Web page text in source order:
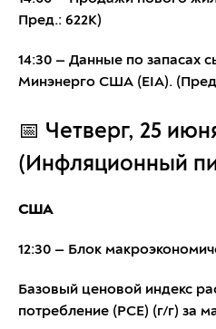
Пред.: 622K)
14:30 — Данные по запасах
Минэнерго США (EIA).
📅 Четверг, 25
(Инфляционный
США
12:30 — Блок
Базовый ценовой индекс
потребление (PCE) (г/г) за